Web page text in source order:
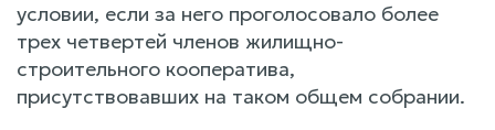
условии, если за него проголосовало более
трех четвертей членов жилищно-
строительного кооператива,
присутствовавших на таком общем собрании.